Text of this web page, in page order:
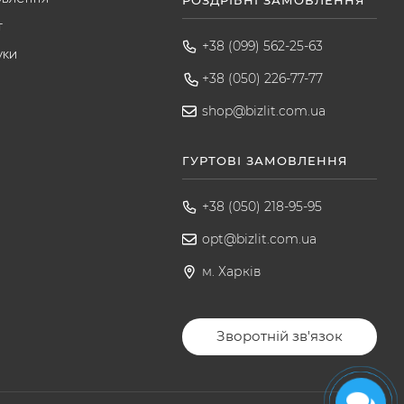
+38 (099) 562-25-63
+38 (050) 226-77-77
shop@bizlit.com.ua
ГУРТОВІ ЗАМОВЛЕННЯ
+38 (050) 218-95-95
opt@bizlit.com.ua
м. Харків
Зворотній зв'язок